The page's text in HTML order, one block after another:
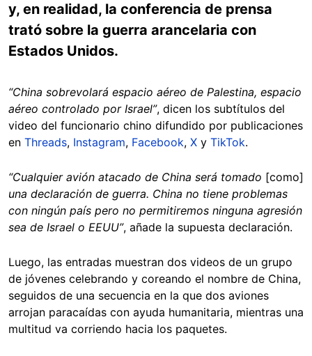
y, en realidad, la conferencia de prensa
trató sobre la guerra arancelaria con
Estados Unidos.
“China sobrevolará espacio aéreo de Palestina, espacio
aéreo controlado por Israel”, dicen los subtítulos del
video del funcionario chino difundido por publicaciones
en Threads, Instagram, Facebook, X y TikTok.
“Cualquier avión atacado de China será tomado [como]
una declaración de guerra. China no tiene problemas
con ningún país pero no permitiremos ninguna agresión
sea de Israel o EEUU”, añade la supuesta declaración.
Luego, las entradas muestran dos videos de un grupo
de jóvenes celebrando y coreando el nombre de China,
seguidos de una secuencia en la que dos aviones
arrojan paracaídas con ayuda humanitaria, mientras una
multitud va corriendo hacia los paquetes.